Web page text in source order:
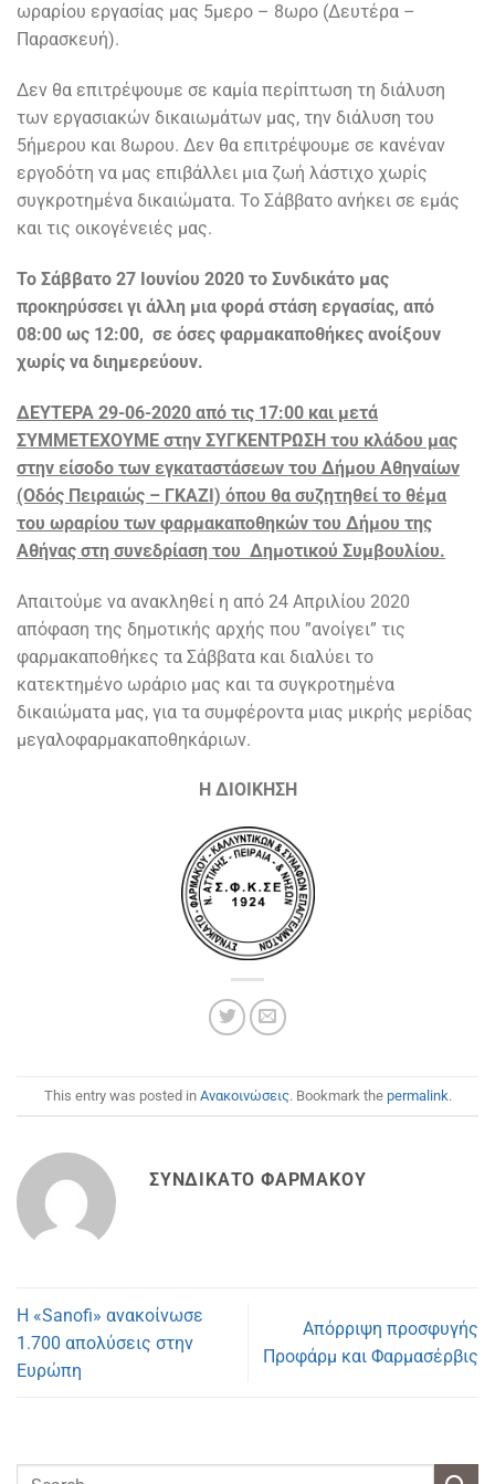
ωραρίου εργασίας μας 5μερο – 8ωρο (Δευτέρα –
Παρασκευή).
Δεν θα επιτρέψουμε σε καμία περίπτωση τη διάλυση
των εργασιακών δικαιωμάτων μας, την διάλυση του
5ήμερου και 8ωρου. Δεν θα επιτρέψουμε σε κανέναν
εργοδότη να μας επιβάλλει μια ζωή λάστιχο χωρίς
συγκροτημένα δικαιώματα. Το Σάββατο ανήκει σε εμάς
και τις οικογένειές μας.
Το Σάββατο 27 Ιουνίου 2020 το Συνδικάτο μας
προκηρύσσει γι άλλη μια φορά στάση εργασίας, από
08:00 ως 12:00, σε όσες φαρμακαποθήκες ανοίξουν
χωρίς να διημερεύουν.
ΔΕΥΤΕΡΑ 29-06-2020 από τις 17:00 και μετά
ΣΥΜΜΕΤΕΧΟΥΜΕ στην ΣΥΓΚΕΝΤΡΩΣΗ του κλάδου μας
στην είσοδο των εγκαταστάσεων του Δήμου Αθηναίων
(Οδός Πειραιώς – ΓΚΑΖΙ) όπου θα συζητηθεί το θέμα
του ωραρίου των φαρμακαποθηκών του Δήμου της
Αθήνας στη συνεδρίαση του Δημοτικού Συμβουλίου.
Απαιτούμε να ανακληθεί η από 24 Απριλίου 2020
απόφαση της δημοτικής αρχής που ”ανοίγει” τις
φαρμακαποθήκες τα Σάββατα και διαλύει το
κατεκτημένο ωράριο μας και τα συγκροτημένα
δικαιώματα μας, για τα συμφέροντα μιας μικρής μερίδας
μεγαλοφαρμακαποθηκάριων.
Η ΔΙΟΙΚΗΣΗ
This entry was posted in Ανακοινώσεις. Bookmark the permalink.
ΣΥΝΔΙΚΆΤΟ ΦΑΡΜΆΚΟΥ
Η «Sanofi» ανακοίνωσε
1.700 απολύσεις στην
Ευρώπη
Απόρριψη προσφυγής
Προφάρμ και Φαρμασέρβις